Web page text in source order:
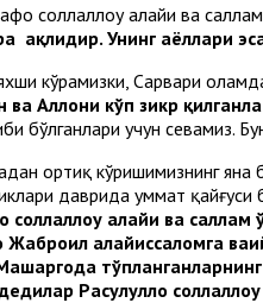
соллаллоҳу алайҳи ва
ҳақлидир. Унинг аёллари
кўрамизки, Сарвари
Аллоҳни кўп зикр
бўлганлари учун севамиз.
ортиқ кўришимизнинг
даврида уммат
соллаллоҳу алайҳи ва
Жаброил алайҳиссаломга
Расулуллоҳ